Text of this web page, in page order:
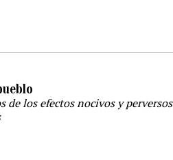
los efectos nocivos y perversos